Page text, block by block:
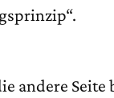
andere